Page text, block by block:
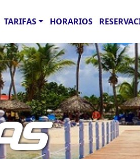
TARIFAS HORARIOS